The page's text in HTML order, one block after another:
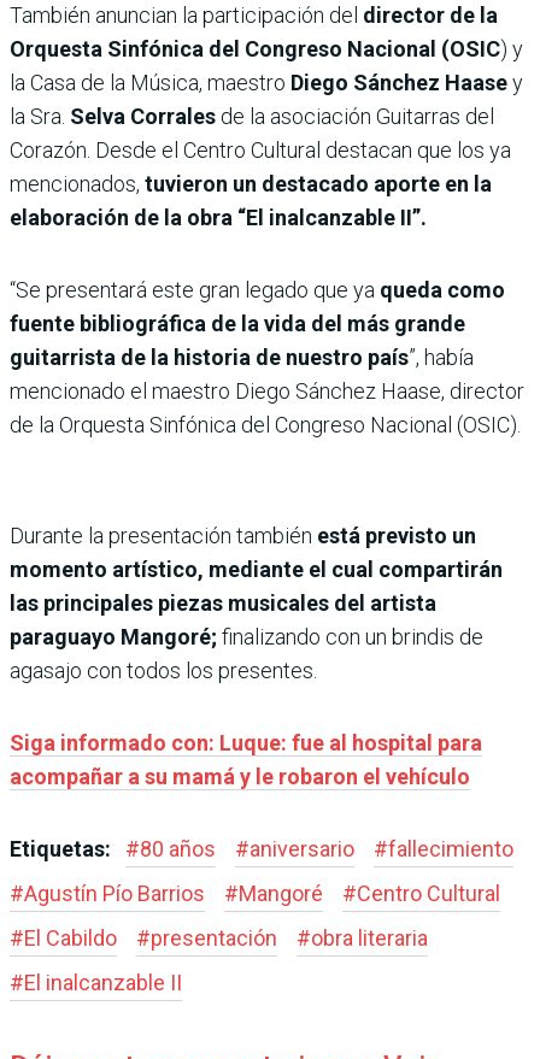
También anuncian la participación del director de la
Orquesta Sinfónica del Congreso Nacional (OSIC) y
la Casa de la Música, maestro Diego Sánchez Haasey
la Sra. Selva Corrales de la asociación Guitarras del
Corazón. Desde el Centro Cultural destacan que los ya
mencionados, tuvieron un destacado aporte en la
elaboración de la obra “El inalcanzable II”.
“Se presentará este gran legado que ya queda como
fuente bibliográfica de la vida del más grande
guitarrista de la historia de nuestro país”, había
mencionado el maestro Diego Sánchez Haase, director
de la Orquesta Sinfónica del Congreso Nacional (OSIC).
Durante la presentación también está previsto un
momento artístico, mediante el cual compartirán
las principales piezas musicales del artista
paraguayo Mangoré; finalizando con un brindis de
agasajo con todos los presentes.
Siga informado con: Luque: fue al hospital para
acompañar a su mamá y le robaron el vehículo
Etiquetas: #80 años #aniversario #fallecimiento
#Agustín Pío Barrios #Mangoré #Centro Cultural
#El Cabildo #presentación #obra literaria
#El inalcanzable II